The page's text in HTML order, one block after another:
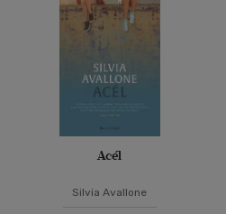
Acél
Silvia Avallone